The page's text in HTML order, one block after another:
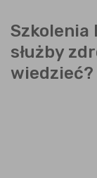
Szkolenia
służby
wiedzieć?